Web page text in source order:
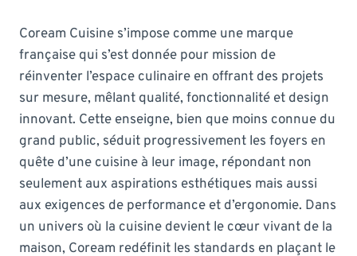
Coream Cuisine s’impose comme une marque
française qui s’est donnée pour mission de
réinventer l’espace culinaire en offrant des projets
sur mesure, mêlant qualité, fonctionnalité et design
innovant. Cette enseigne, bien que moins connue du
grand public, séduit progressivement les foyers en
quête d’une cuisine à leur image, répondant non
seulement aux aspirations esthétiques mais aussi
aux exigences de performance et d’ergonomie. Dans
un univers où la cuisine devient le cœur vivant de la
maison, Coream redéfinit les standards en plaçant le